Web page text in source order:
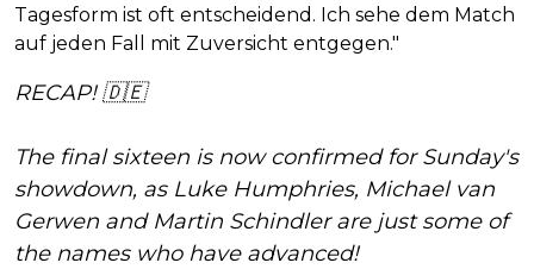
Tagesform ist oft entscheidend. Ich sehe dem Match
auf jeden Fall mit Zuversicht entgegen."
RECAP! 🇩🇪
The final sixteen is now confirmed for Sunday's
showdown, as Luke Humphries, Michael van
Gerwen and Martin Schindler are just some of
the names who have advanced!